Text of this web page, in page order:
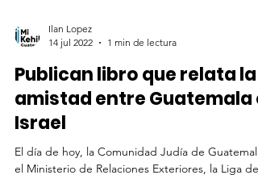
Ilan Lopez
14 jul 2022
1 min de lectura
Publican libro que relata la
amistad entre Guatemala e
Israel